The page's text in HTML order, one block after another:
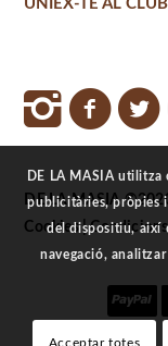
UNIEX-TE AL
DE LA MASIA
Cookies|
DE LA MASIA
publicitàries, pròpies
del dispositiu, així
navegació,
Acceptar totes